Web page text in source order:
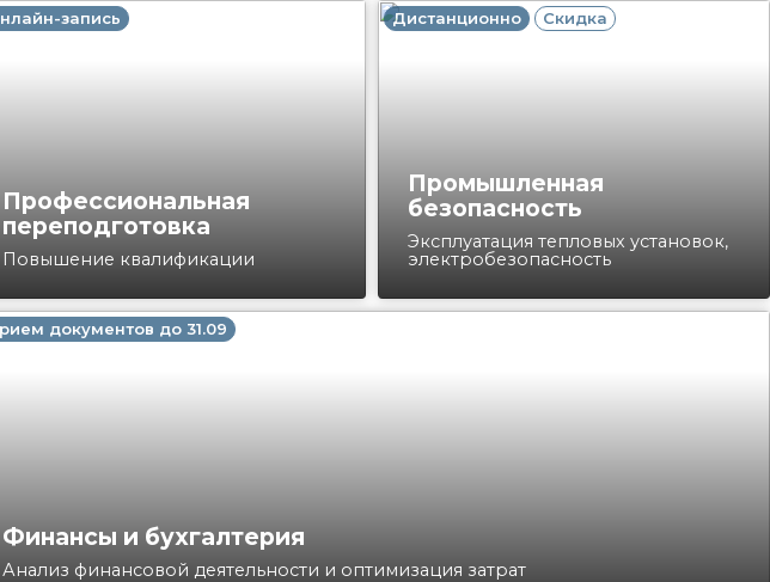
запись
Профессиональная
переподготовка
Повышение квалификации
Дистанционно Скидка
Промышленная
безопасность
Эксплуатация тепловых установок,
электробезопасность
документов до 31.09
Финансы и бухгалтерия
Анализ финансовой деятельности и оптимизация затрат